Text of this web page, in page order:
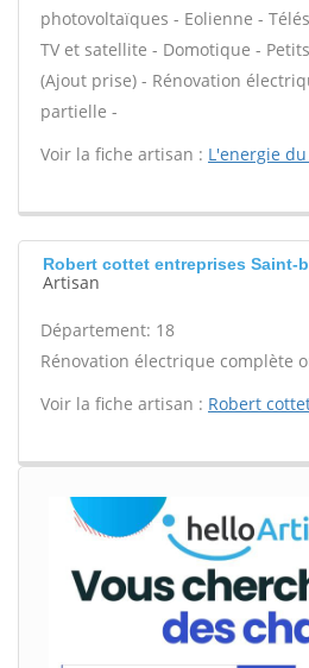
photovoltaïques - Eolienne -
TV et satellite - Domotique -
(Ajout prise) - Rénovation
partielle -
Voir la fiche artisan : L'energie
Robert cottet entreprises Saint-
Artisan
Département: 18
Rénovation électrique complète
Voir la fiche artisan : Robert